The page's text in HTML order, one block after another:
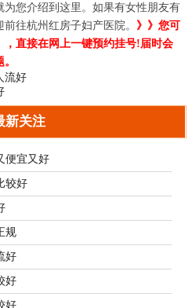
您介绍到这里。如果有女性朋友有
往杭州红房子妇产医院。 》》您可
，直接在网上一键预约挂号!届时会
流好
新关注
便宜又好
较好
规
好
好
好